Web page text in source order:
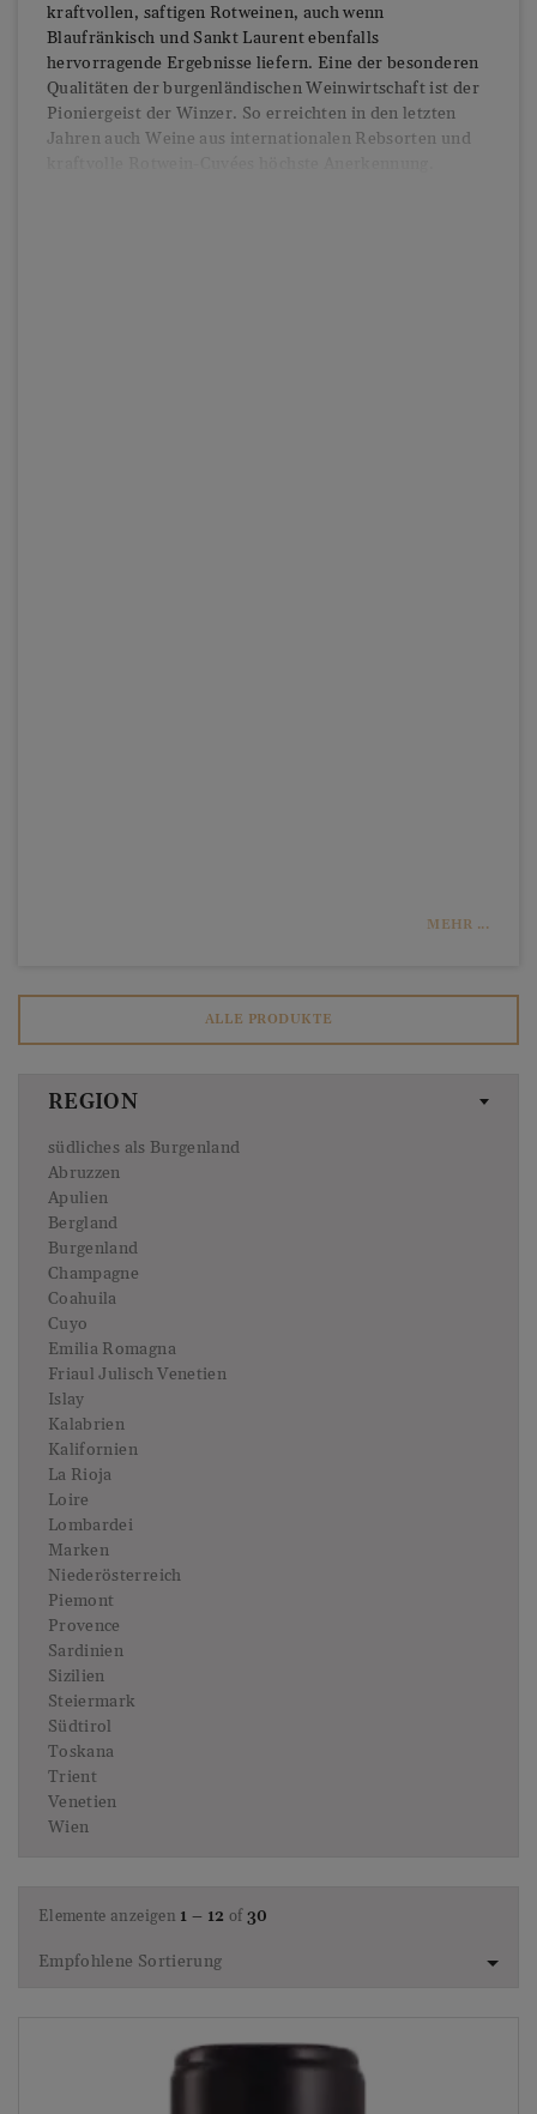
kraftvollen, saftigen Rotweinen, auch wenn
Blaufränkisch und Sankt Laurent ebenfalls
hervorragende Ergebnisse liefern. Eine der besonderen
Qualitäten der burgenländischen Weinwirtschaft ist der
Pioniergeist der Winzer. So erreichten in den letzten
Jahren auch Weine aus internationalen Rebsorten und
MEHR ...
ALLE PRODUKTE
REGION
südliches als Burgenland
Abruzzen
Apulien
Bergland
Burgenland
Champagne
Coahuila
Cuyo
Emilia Romagna
Friaul Julisch Venetien
Islay
Kalabrien
Kalifornien
La Rioja
Loire
Lombardei
Marken
Niederösterreich
Piemont
Provence
Sardinien
Sizilien
Steiermark
Südtirol
Toskana
Trient
Venetien
Wien
Elemente anzeigen 1 – 12 of30
Empfohlene Sortierung